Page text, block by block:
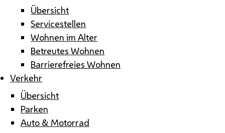
Übersicht
Servicestellen
Wohnen im Alter
Betreutes Wohnen
Barrierefreies Wohnen
Verkehr
Übersicht
Parken
Auto & Motorrad